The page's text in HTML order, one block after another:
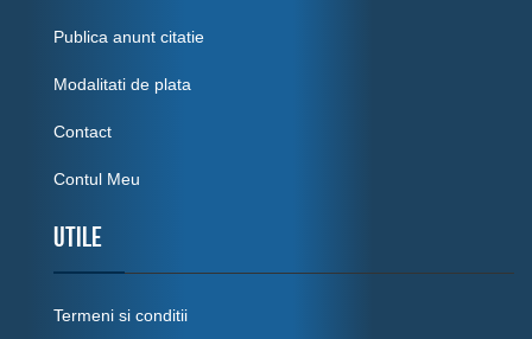
Publica anunt citatie
Modalitati de plata
Contact
Contul Meu
Utile
Termeni si conditii